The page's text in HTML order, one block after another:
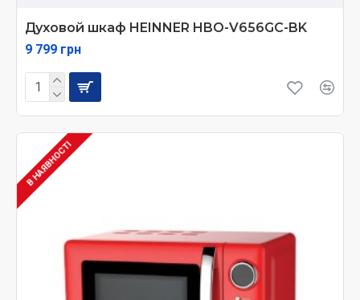
Духовой шкаф HEINNER HBO-V656GC-BK
9 799 грн
В НАЯВНОСТІ